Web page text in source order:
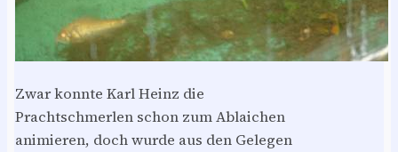
Zwar konnte Karl Heinz die
Prachtschmerlen schon zum Ablaichen
animieren, doch wurde aus den Gelegen